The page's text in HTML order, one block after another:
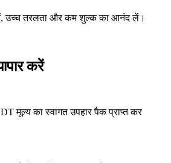
उच्च तरलता और कम शुल्क का आनंद लें।
करें
मूल्य का स्वागत उपहार पैक प्राप्त कर